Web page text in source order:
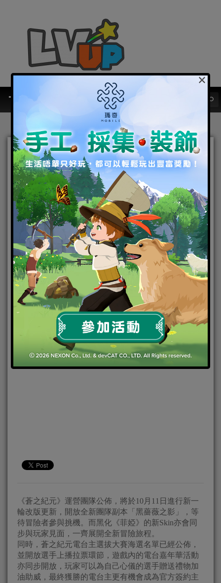
組隊挑機《蒼之紀元》團隊
副本「黑薔薇之影」！ 【菲
婭】全新Skin率先曝光
2018-10-12|Android,IOS,手機遊戲 焦點新聞 蒼之紀元
《蒼之紀元》運營團隊公佈，將於10月11日進行新一
輪改版更新，開放全新團隊副本「黑薔薇之影」，等
待冒險者參與挑機。而黑化《菲婭》的新Skin亦會同
步與玩家見面，一齊展開全新冒險旅程。
同時，蒼之紀元電台主選拔大賽海選名單已經公佈，
並開放選手上播拉票環節，遊戲內的電台嘉年華活動
亦同步開放，玩家可以為自己心儀的選手贈送禮物加
油助威，最終獲勝的電台主更有機會成為官方簽約主
×